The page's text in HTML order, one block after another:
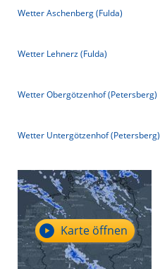
Wetter Aschenberg (Fulda)
Wetter Lehnerz (Fulda)
Wetter Obergötzenhof (Petersberg)
Wetter Untergötzenhof (Petersberg)
Karte öffnen